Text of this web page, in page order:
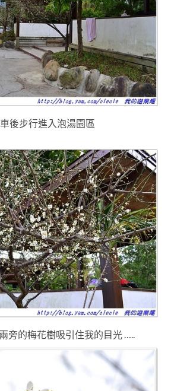
後步行進入泡湯園區
兩旁的梅花樹吸引住我的目光 …..